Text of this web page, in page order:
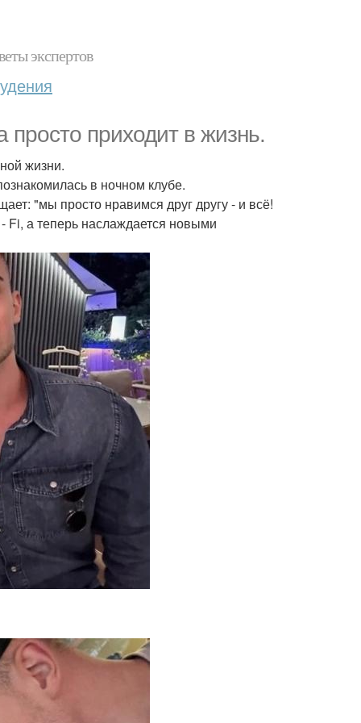
экспертов
приходит в жизнь.
жизни.
в ночном клубе.
"мы просто нравимся друг другу - и всё!
Fi, а теперь наслаждается новыми